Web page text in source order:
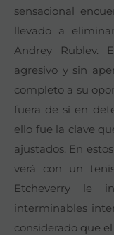
sensacional
llevado a
Andrey Rublev.
agresivo y sin
completo a su
fuera de sí en
ello fue la clave
ajustados. En
verá con un
Etcheverry le
interminables
considerado que